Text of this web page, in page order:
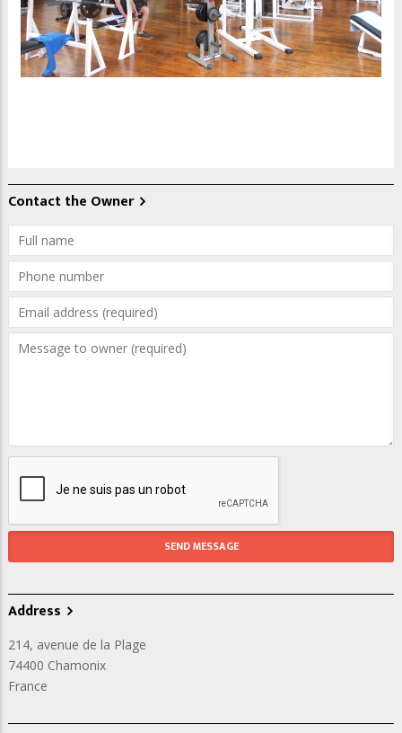
Contact the Owner
Address
214, avenue de la Plage
74400 Chamonix
France